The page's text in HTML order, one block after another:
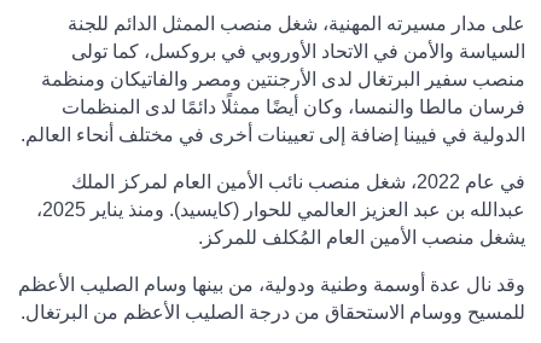
على مدار مسيرته المهنية، شغل منصب الممثل الدائم للجنة
السياسة والأمن في الاتحاد الأوروبي في بروكسل، كما تولى
منصب سفير البرتغال لدى الأرجنتين ومصر والفاتيكان ومنظمة
فرسان مالطا والنمسا، وكان أيضًا ممثلًا دائمًا لدى المنظمات
الدولية في فيينا إضافة إلى تعيينات أخرى في مختلف أنحاء العالم.
في عام 2022، شغل منصب نائب الأمين العام لمركز الملك
عبدالله بن عبد العزيز العالمي للحوار (كايسيد). ومنذ يناير 2025،
يشغل منصب الأمين العام المُكلف للمركز .
وقد نال عدة أوسمة وطنية ودولية، من بينها وسام الصليب الأعظم
للمسيح ووسام الاستحقاق من درجة الصليب الأعظم من البرتغال.